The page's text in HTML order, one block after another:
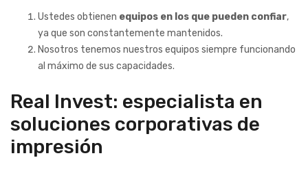
Ustedes obtienen equipos en los que pueden confiar,
ya que son constantemente mantenidos.
Nosotros tenemos nuestros equipos siempre funcionando
al máximo de sus capacidades.
Real Invest: especialista en
soluciones corporativas de
impresión